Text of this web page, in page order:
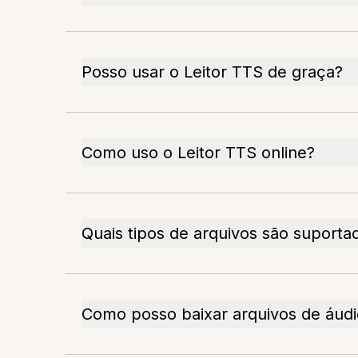
Posso usar o Leitor TTS de graça?
Como uso o Leitor TTS online?
Quais tipos de arquivos são
Como posso baixar arquivos de